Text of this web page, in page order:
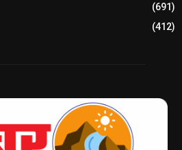
(691)
(412)